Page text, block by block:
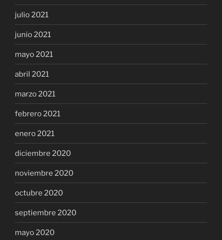
julio 2021
junio 2021
mayo 2021
abril 2021
marzo 2021
febrero 2021
enero 2021
diciembre 2020
noviembre 2020
octubre 2020
septiembre 2020
mayo 2020